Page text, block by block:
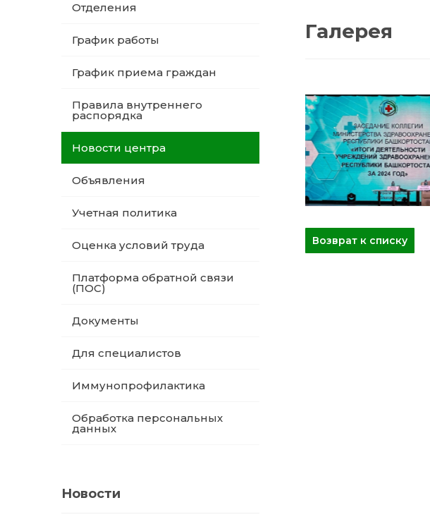
Отделения
График работы
График приема граждан
Правила внутреннего
распорядка
Новости центра
Объявления
Учетная политика
Оценка условий труда
Платформа обратной связи
(ПОС)
Документы
Для специалистов
Иммунопрофилактика
Обработка персональных
данных
Новости
Галерея
Возврат к списку